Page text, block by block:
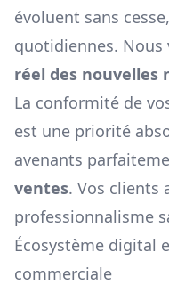
évoluent sans
quotidiennes. Nous
réel des nouvelles
La conformité de
est une priorité
avenants
ventes. Vos clients
professionnalisme
Écosystème digital
commerciale